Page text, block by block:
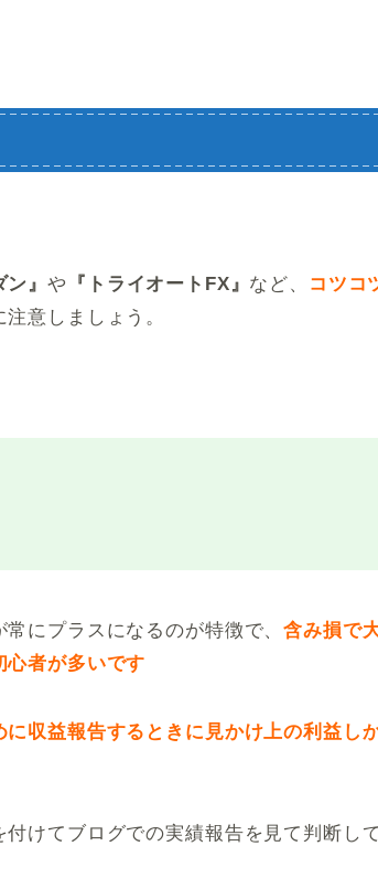
ン』や 『トライオートFX』 など、
コツコ
意しましょう。
にプラスになるのが特徴で、含み損で
心者が多いです
収益報告するときに見かけ上の利益し
付けてブログでの実績報告を見て判断し